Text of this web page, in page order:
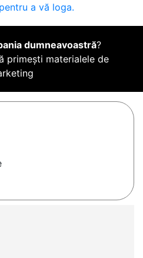
a vă loga.
dumneavoastră?
primești materialele de